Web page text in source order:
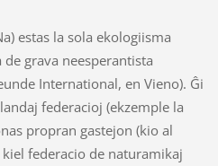
estas la sola ekologiisma
grava neesperantista
International, en Vieno). Ĝi
federacioj (ekzemple la
propran gastejon (kio al
federacio de naturamikaj